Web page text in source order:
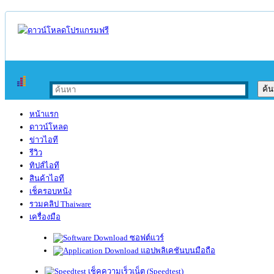
หน้าแรก
ดาวน์โหลด
ข่าวไอที
รีวิว
ทิปส์ไอที
สินค้าไอที
เช็ครอบหนัง
รวมคลิป Thaiware
เครื่องมือ
ซอฟต์แวร์
แอปพลิเคชันบนมือถือ
เช็คความเร็วเน็ต (Speedtest)